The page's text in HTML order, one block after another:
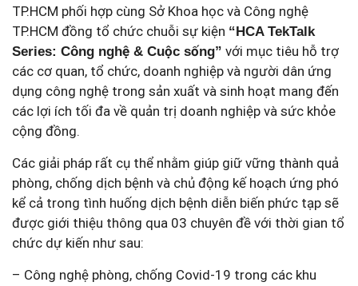
TP.HCM phối hợp cùng Sở Khoa học và Công nghệ
TP.HCM đồng tổ chức chuỗi sự kiện “HCA TekTalk
Series: Công nghệ & Cuộc sống” với mục tiêu hỗ trợ
các cơ quan, tổ chức, doanh nghiệp và người dân ứng
dụng công nghệ trong sản xuất và sinh hoạt mang đến
các lợi ích tối đa về quản trị doanh nghiệp và sức khỏe
cộng đồng.
Các giải pháp rất cụ thể nhằm giúp giữ vững thành quả
phòng, chống dịch bệnh và chủ động kế hoạch ứng phó
kể cả trong tình huống dịch bệnh diễn biến phức tạp sẽ
được giới thiệu thông qua 03 chuyên đề với thời gian tổ
chức dự kiến như sau:
– Công nghệ phòng, chống Covid-19 trong các khu